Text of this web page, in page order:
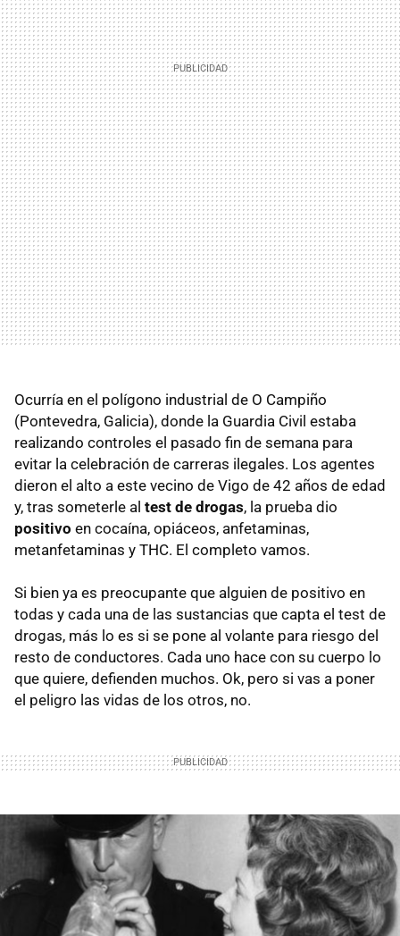
Ocurría en el polígono industrial de O Campiño
(Pontevedra, Galicia), donde la Guardia Civil estaba
realizando controles el pasado fin de semana para
evitar la celebración de carreras ilegales. Los agentes
dieron el alto a este vecino de Vigo de 42 años de edad
y, tras someterle al test de drogas, la prueba dio
positivo en cocaína, opiáceos, anfetaminas,
metanfetaminas y THC. El completo vamos.
Si bien ya es preocupante que alguien de positivo en
todas y cada una de las sustancias que capta el test de
drogas, más lo es si se pone al volante para riesgo del
resto de conductores. Cada uno hace con su cuerpo lo
que quiere, defienden muchos. Ok, pero si vas a poner
el peligro las vidas de los otros, no.